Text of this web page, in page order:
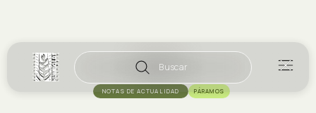
Buscar
NOTAS DE ACTUALIDAD PÁRAMOS